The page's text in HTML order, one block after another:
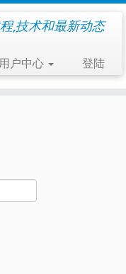
程,技术和最新动态
用户中心 登陆